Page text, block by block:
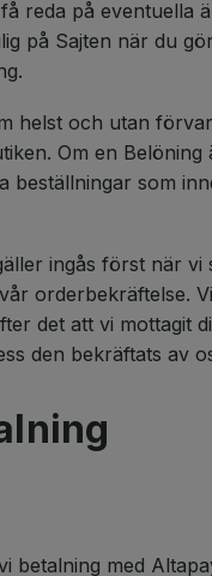
reda på eventuella
på Sajten när du
helst och utan
Om en
beställningar som
ingås först när vi
orderbekräftelse.
det att vi mottagit
den bekräftats av
betalning med